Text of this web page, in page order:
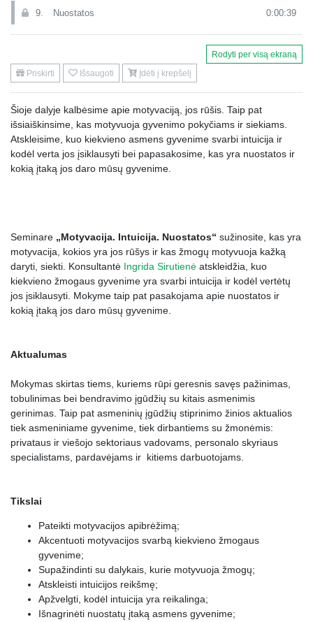
9. Nuostatos 0:00:39
10. Kas yra nuostatos? 0:00:18
11. Mąstau - jaučiu - veikiu - Turiu 0:01:23
13. Nuostatų keitimas
Rodyti per visą ekraną
Priskirti
Išsaugoti Įdėti į krepšelį
Šioje dalyje kalbėsime apie motyvaciją, jos rūšis. Taip pat
išsiaiškinsime, kas motyvuoja gyvenimo pokyčiams ir siekiams.
Atskleisime, kuo kiekvieno asmens gyvenime svarbi intuicija ir
kodėl verta jos įsiklausyti bei papasakosime, kas yra nuostatos ir
kokią įtaką jos daro mūsų gyvenime.
Seminare „Motyvacija. Intuicija. Nuostatos“ sužinosite, kas yra
motyvacija, kokios yra jos rūšys ir kas žmogų motyvuoja kažką
daryti, siekti. Konsultantė Ingrida Sirutienė atskleidžia, kuo
kiekvieno žmogaus gyvenime yra svarbi intuicija ir kodėl vertėtų
jos įsiklausyti. Mokyme taip pat pasakojama apie nuostatos ir
kokią įtaką jos daro mūsų gyvenime.
Aktualumas
Mokymas skirtas tiems, kuriems rūpi geresnis savęs pažinimas,
tobulinimas bei bendravimo įgūdžių su kitais asmenimis
gerinimas. Taip pat asmeninių įgūdžių stiprinimo žinios aktualios
tiek asmeniniame gyvenime, tiek dirbantiems su žmonėmis:
privataus ir viešojo sektoriaus vadovams, personalo skyriaus
specialistams, pardavėjams ir kitiems darbuotojams.
Tikslai
Pateikti motyvacijos apibrėžimą;
Akcentuoti motyvacijos svarbą kiekvieno žmogaus
gyvenime;
Supažindinti su dalykais, kurie motyvuoja žmogų;
Atskleisti intuicijos reikšmę;
Apžvelgti, kodėl intuicija yra reikalinga;
Išnagrinėti nuostatų įtaką asmens gyvenime;